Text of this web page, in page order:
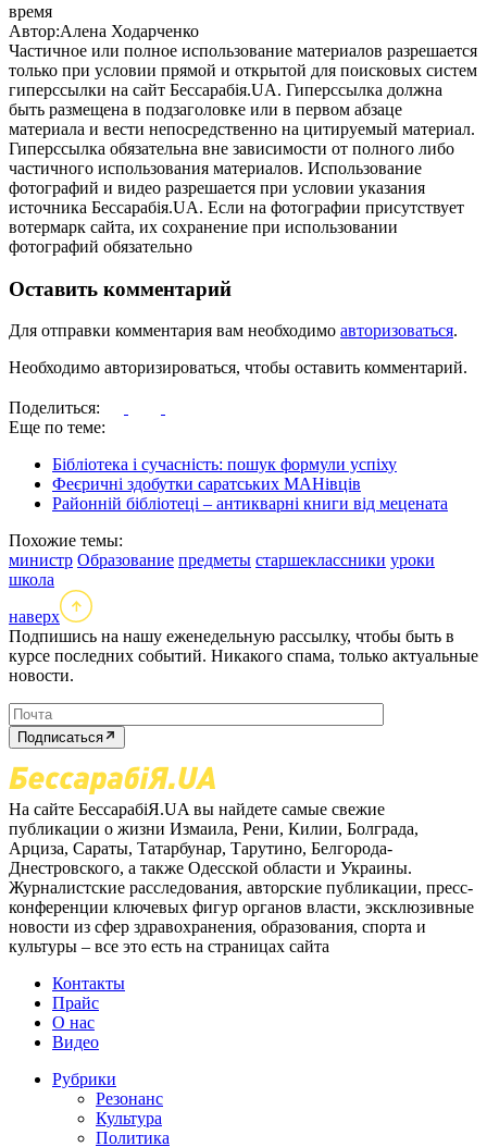
время
Автор:Алена Ходарченко
Частичное или полное использование материалов разрешается
только при условии прямой и открытой для поисковых систем
гиперссылки на сайт Бессарабія.UA. Гиперссылка должна
быть размещена в подзаголовке или в первом абзаце
материала и вести непосредственно на цитируемый материал.
Гиперссылка обязательна вне зависимости от полного либо
частичного использования материалов. Использование
фотографий и видео разрешается при условии указания
источника Бессарабія.UA. Если на фотографии присутствует
вотермарк сайта, их сохранение при использовании
фотографий обязательно
Оставить комментарий
Для отправки комментария вам необходимо авторизоваться.
Необходимо авторизироваться, чтобы оставить комментарий.
Поделиться:
Еще по теме:
Бібліотека і сучасність: пошук формули успіху
Феєричні здобутки саратських МАНівців
Районній бібліотеці – антикварні книги від мецената
Похожие темы:
министр Образование предметы старшеклассники уроки
школа
наверх
Подпишись на нашу еженедельную рассылку, чтобы быть в
курсе последних событий. Никакого спама, только актуальные
новости.
Подписаться
На сайте БессарабіЯ.UA вы найдете самые свежие
публикации о жизни Измаила, Рени, Килии, Болграда,
Арциза, Сараты, Татарбунар, Тарутино, Белгорода-
Днестровского, а также Одесской области и Украины.
Журналистские расследования, авторские публикации, пресс-
конференции ключевых фигур органов власти, эксклюзивные
новости из сфер здравохранения, образования, спорта и
культуры – все это есть на страницах сайта
Контакты
Прайс
О нас
Видео
Рубрики
Резонанс
Культура
Политика